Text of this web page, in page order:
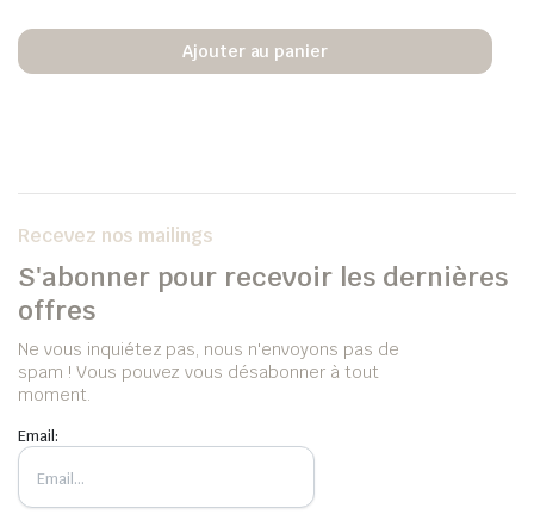
Ajouter au panier
Recevez nos mailings
S'abonner pour recevoir les dernières
offres
Ne vous inquiétez pas, nous n'envoyons pas de
spam ! Vous pouvez vous désabonner à tout
moment.
Email: